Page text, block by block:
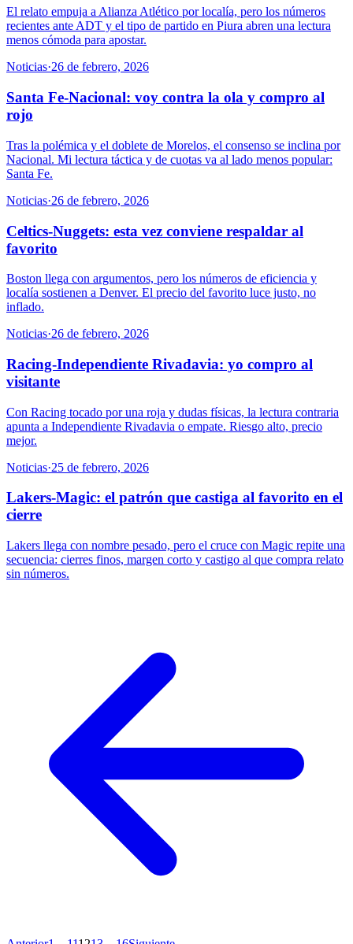
El relato empuja a Alianza Atlético por localía, pero los números
recientes ante ADT y el tipo de partido en Piura abren una lectura
menos cómoda para apostar.
Noticias·26 de febrero, 2026
Santa Fe-Nacional: voy contra la ola y compro al
rojo
Tras la polémica y el doblete de Morelos, el consenso se inclina por
Nacional. Mi lectura táctica y de cuotas va al lado menos popular:
Santa Fe.
Noticias·26 de febrero, 2026
Celtics-Nuggets: esta vez conviene respaldar al
favorito
Boston llega con argumentos, pero los números de eficiencia y
localía sostienen a Denver. El precio del favorito luce justo, no
inflado.
Noticias·26 de febrero, 2026
Racing-Independiente Rivadavia: yo compro al
visitante
Con Racing tocado por una roja y dudas físicas, la lectura contraria
apunta a Independiente Rivadavia o empate. Riesgo alto, precio
mejor.
Noticias·25 de febrero, 2026
Lakers-Magic: el patrón que castiga al favorito en el
cierre
Lakers llega con nombre pesado, pero el cruce con Magic repite una
secuencia: cierres finos, margen corto y castigo al que compra relato
sin números.